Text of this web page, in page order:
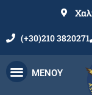
(+30)210 3820271
ΜΕΝΟΥ